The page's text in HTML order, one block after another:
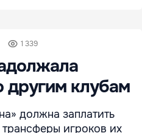
1 339
другим клубам
должна заплатить
игроков их